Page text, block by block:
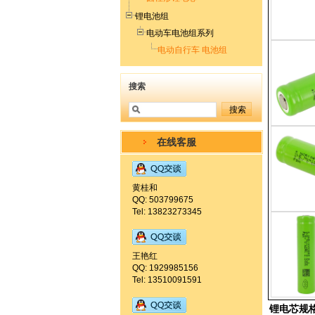
锂电池组
电动车电池组系列
电动自行车 电池组
搜索
在线客服
黄桂和
QQ: 503799675
Tel: 13823273345
王艳红
QQ: 1929985156
Tel: 13510091591
锂电芯规